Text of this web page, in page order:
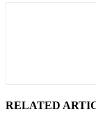
RELATED